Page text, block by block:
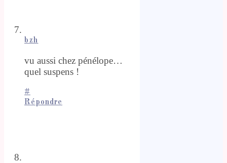
bzh
vu aussi chez pénélope…
quel suspens !
#
Répondre